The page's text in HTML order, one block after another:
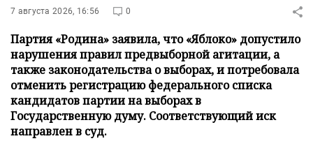
7 августа 2026, 16:56 0
Партия «Родина» заявила, что «Яблоко» допустило
нарушения правил предвыборной агитации, а
также законодательства о выборах, и потребовала
отменить регистрацию федерального списка
кандидатов партии на выборах в
Государственную думу. Соответствующий иск
направлен в суд.